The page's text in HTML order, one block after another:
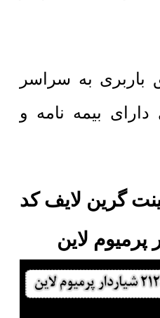
باربری به سراسر
دارای بیمه نامه و
گرین لایف کد